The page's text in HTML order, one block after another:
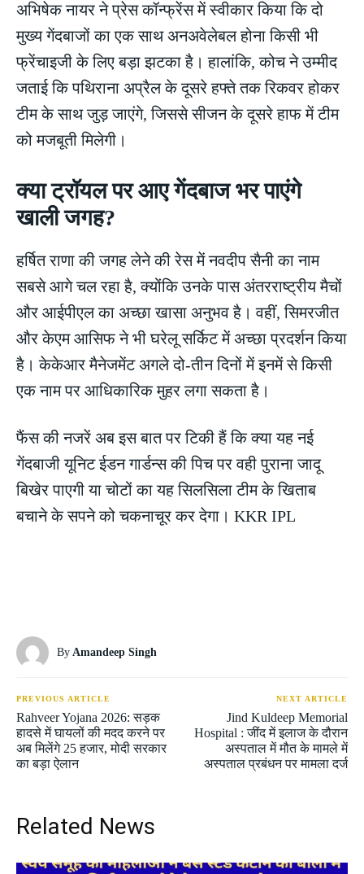
अभिषेक नायर ने प्रेस कॉन्फ्रेंस में स्वीकार किया कि दो
मुख्य गेंदबाजों का एक साथ अनअवेलेबल होना किसी भी
फ्रेंचाइजी के लिए बड़ा झटका है। हालांकि, कोच ने उम्मीद
जताई कि पथिराना अप्रैल के दूसरे हफ्ते तक रिकवर होकर
टीम के साथ जुड़ जाएंगे, जिससे सीजन के दूसरे हाफ में टीम
को मजबूती मिलेगी।
क्या ट्रॉयल पर आए गेंदबाज भर पाएंगे
खाली जगह?
हर्षित राणा की जगह लेने की रेस में नवदीप सैनी का नाम
सबसे आगे चल रहा है, क्योंकि उनके पास अंतरराष्ट्रीय मैचों
और आईपीएल का अच्छा खासा अनुभव है। वहीं, सिमरजीत
और केएम आसिफ ने भी घरेलू सर्किट में अच्छा प्रदर्शन किया
है। केकेआर मैनेजमेंट अगले दो-तीन दिनों में इनमें से किसी
एक नाम पर आधिकारिक मुहर लगा सकता है।
फैंस की नजरें अब इस बात पर टिकी हैं कि क्या यह नई
गेंदबाजी यूनिट ईडन गार्डन्स की पिच पर वही पुराना जादू
बिखेर पाएगी या चोटों का यह सिलसिला टीम के खिताब
बचाने के सपने को चकनाचूर कर देगा। KKR IPL
By Amandeep Singh
PREVIOUS ARTICLE
Rahveer Yojana 2026: सड़क
हादसे में घायलों की मदद करने पर
अब मिलेंगे 25 हजार, मोदी सरकार
का बड़ा ऐलान
NEXT ARTICLE
Jind Kuldeep Memorial
Hospital : जींद में इलाज के दौरान
अस्पताल में मौत के मामले में
अस्पताल प्रबंधन पर मामला दर्ज
Related News